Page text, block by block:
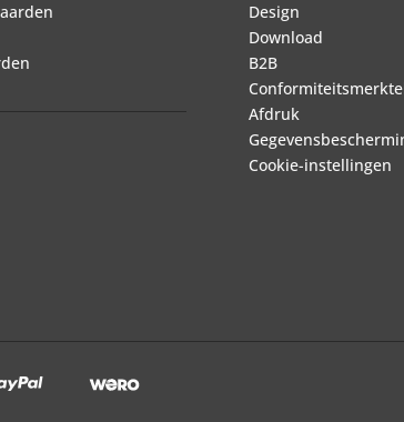
Design
Download
B2B
Afdruk
Cookie-instellingen